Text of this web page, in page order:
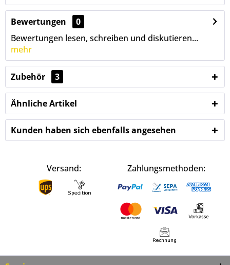
Bewertungen
0
Bewertungen lesen, schreiben und diskutieren...
mehr
Zubehör 3
Ähnliche Artikel
Kunden haben sich ebenfalls angesehen
Versand: Zahlungsmethoden: